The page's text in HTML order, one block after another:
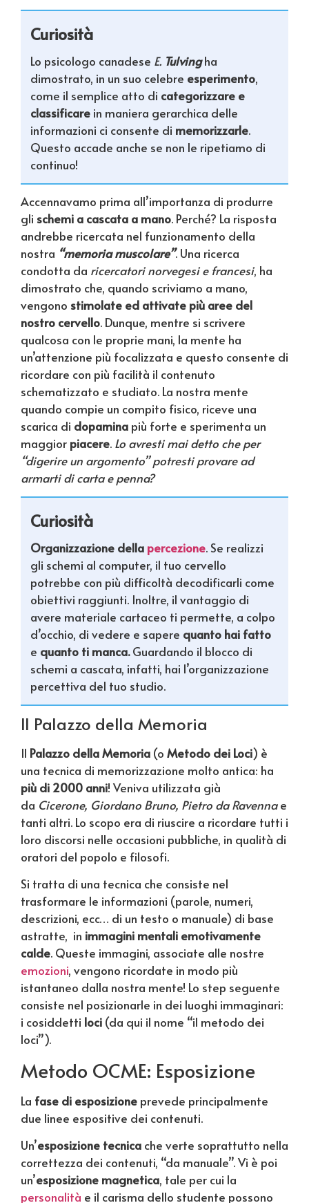
Curiosità
Lo psicologo canadese E. Tulvingha
dimostrato, in un suo celebre esperimento,
come il semplice atto di categorizzare e
classificare in maniera gerarchica delle
informazioni ci consente di memorizzarle.
Questo accade anche se non le ripetiamo di
continuo!
Accennavamo prima all’importanza di produrre
gli schemi a cascata a mano. Perché? La risposta
andrebbe ricercata nel funzionamento della
nostra “memoria muscolare”. Una ricerca
condotta da ricercatori norvegesi e francesi, ha
dimostrato che, quando scriviamo a mano,
vengono stimolate ed attivate più aree del
nostro cervello. Dunque, mentre si scrivere
qualcosa con le proprie mani, la mente ha
un’attenzione più focalizzata e questo consente di
ricordare con più facilità il contenuto
schematizzato e studiato. La nostra mente
quando compie un compito fisico, riceve una
scarica di dopamina più forte e sperimenta un
maggior piacere. Lo avresti mai detto che per
“digerire un argomento” potresti provare ad
armarti di carta e penna?
Curiosità
Organizzazione della percezione. Se realizzi
gli schemi al computer, il tuo cervello
potrebbe con più difficoltà decodificarli come
obiettivi raggiunti. Inoltre, il vantaggio di
avere materiale cartaceo ti permette, a colpo
d’occhio, di vedere e sapere quanto hai fatto
e quanto ti manca.Guardando il blocco di
schemi a cascata, infatti, hai l’organizzazione
percettiva del tuo studio.
Il Palazzo della Memoria
Il Palazzo della Memoria (o Metodo dei Loci) è
una tecnica di memorizzazione molto antica: ha
più di 2000 anni! Veniva utilizzata già
da Cicerone, Giordano Bruno, Pietro da Ravennae
tanti altri. Lo scopo era di riuscire a ricordare tutti i
loro discorsi nelle occasioni pubbliche, in qualità di
oratori del popolo e filosofi.
Si tratta di una tecnica che consiste nel
trasformare le informazioni (parole, numeri,
descrizioni, ecc… di un testo o manuale) di base
astratte, in immagini mentali emotivamente
calde. Queste immagini, associate alle nostre
emozioni, vengono ricordate in modo più
istantaneo dalla nostra mente! Lo step seguente
consiste nel posizionarle in dei luoghi immaginari:
i cosiddetti loci (da qui il nome “il metodo dei
loci”).
Metodo OCME: Esposizione
La fase di esposizione prevede principalmente
due linee espositive dei contenuti.
Un’esposizione tecnica che verte soprattutto nella
correttezza dei contenuti, “da manuale”. Vi è poi
un’esposizione magnetica, tale per cui la
personalità e il carisma dello studente possono